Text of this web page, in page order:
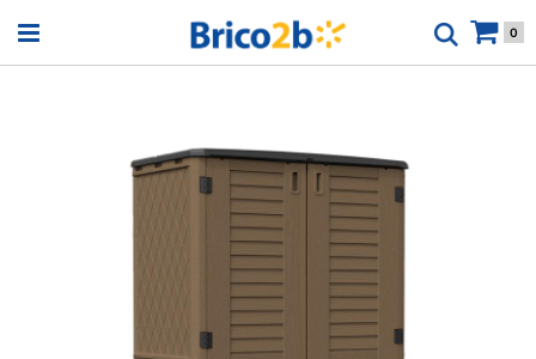
Open menu 0